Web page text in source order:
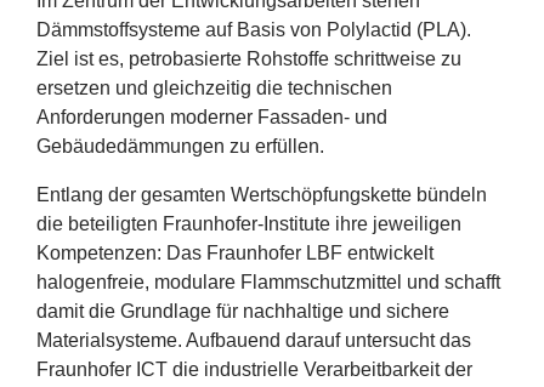
Dämmstoffsysteme auf Basis von Polylactid (PLA).
Ziel ist es, petrobasierte Rohstoffe schrittweise zu
ersetzen und gleichzeitig die technischen
Anforderungen moderner Fassaden- und
Gebäudedämmungen zu erfüllen.
Entlang der gesamten Wertschöpfungskette bündeln
die beteiligten Fraunhofer-Institute ihre jeweiligen
Kompetenzen: Das Fraunhofer LBF entwickelt
halogenfreie, modulare Flammschutzmittel und schafft
damit die Grundlage für nachhaltige und sichere
Materialsysteme. Aufbauend darauf untersucht das
Fraunhofer ICT die industrielle Verarbeitbarkeit der